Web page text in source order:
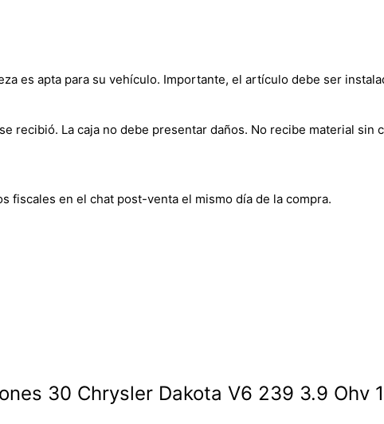
es apta para su vehículo. Importante, el artículo debe ser
recibió. La caja no debe presentar daños. No recibe material sin
fiscales en el chat post-venta el mismo día de la compra.
30 Chrysler Dakota V6 239 3.9 Ohv